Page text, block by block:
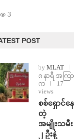
3
POST
by MLAT
၈ နာရီ အကြာ
က
17
views
⁨စစ်ရှောင်နေ
တဲ့
အမျိုးသမီး
၂ ဦးနဲ့